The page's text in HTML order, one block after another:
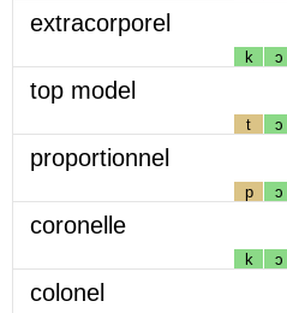
extracorporel
k ɔ
top model
t ɔ
proportionnel
p ɔ
coronelle
k ɔ
colonel